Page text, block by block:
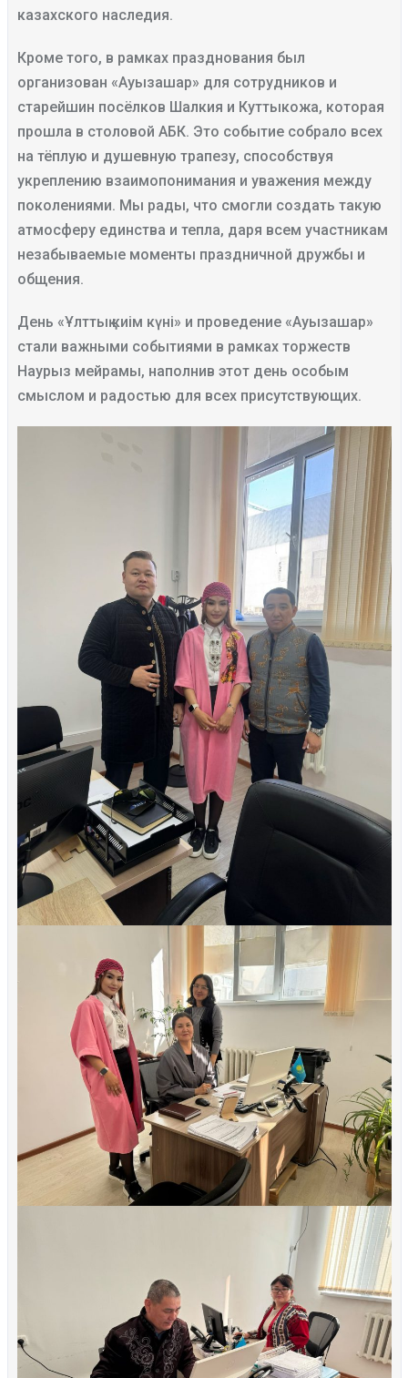
казахского наследия.
Кроме того, в рамках празднования был
организован «Ауызашар» для сотрудников и
старейшин посёлков Шалкия и Куттыкожа, которая
прошла в столовой АБК. Это событие собрало всех
на тёплую и душевную трапезу, способствуя
укреплению взаимопонимания и уважения между
поколениями. Мы рады, что смогли создать такую
атмосферу единства и тепла, даря всем участникам
незабываемые моменты праздничной дружбы и
общения.
День «Ұлттық киім күні» и проведение «Ауызашар»
стали важными событиями в рамках торжеств
Наурыз мейрамы, наполнив этот день особым
смыслом и радостью для всех присутствующих.